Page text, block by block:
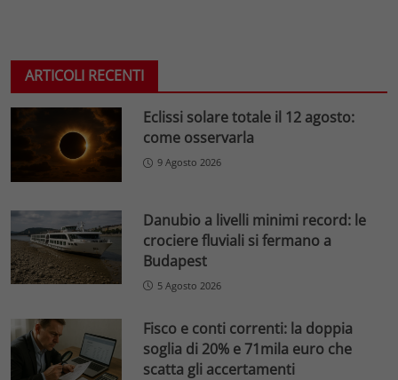
ARTICOLI RECENTI
Eclissi solare totale il 12 agosto:
come osservarla
9 Agosto 2026
Danubio a livelli minimi record: le
crociere fluviali si fermano a
Budapest
5 Agosto 2026
Fisco e conti correnti: la doppia
soglia di 20% e 71mila euro che
scatta gli accertamenti